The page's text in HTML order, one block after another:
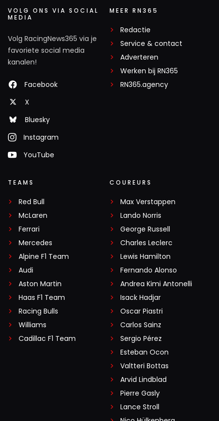
VOLG ONS VIA SOCIAL
MEDIA
Volg RacingNews365 via je
favoriete social media
kanalen!
Facebook
X
Bluesky
Instagram
YouTube
MEER RN365
Redactie
Service & contact
Adverteren
Werken bij RN365
RN365.agency
TEAMS
Red Bull
McLaren
Ferrari
Mercedes
Alpine F1 Team
Audi
Aston Martin
Haas F1 Team
Racing Bulls
Williams
Cadillac F1 Team
COUREURS
Max Verstappen
Lando Norris
George Russell
Charles Leclerc
Lewis Hamilton
Fernando Alonso
Andrea Kimi Antonelli
Isack Hadjar
Oscar Piastri
Carlos Sainz
Sergio Pérez
Esteban Ocon
Valtteri Bottas
Arvid Lindblad
Pierre Gasly
Lance Stroll